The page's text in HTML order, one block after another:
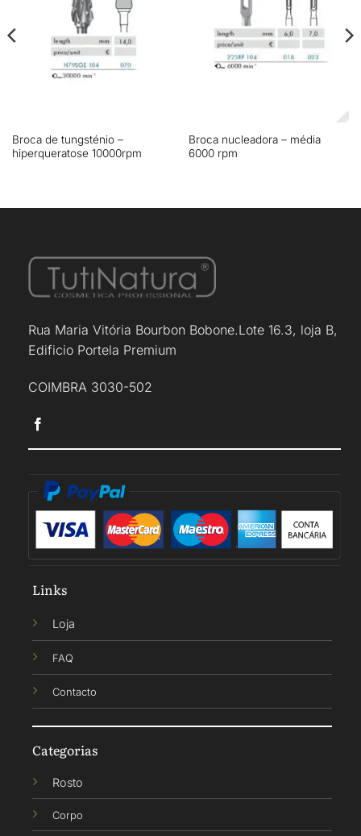
Broca de tungsténio –
hiperqueratose 10000rpm
Broca nucleadora – média
6000 rpm
Rua Maria Vitória Bourbon Bobone.Lote 16.3, loja B,
Edificio Portela Premium
COIMBRA 3030-502
Links
Loja
FAQ
Contacto
Categorias
Rosto
Corpo